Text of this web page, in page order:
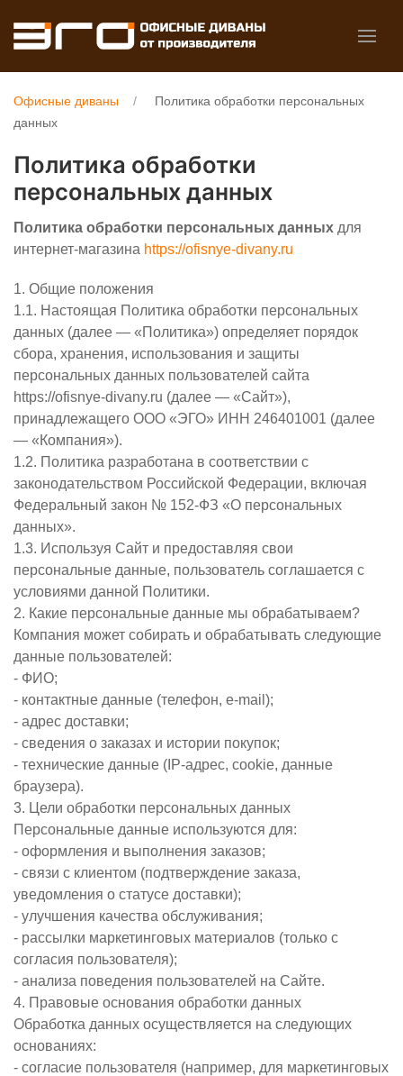
Офисные диваны
Политика обработки персональных
данных
Политика обработки
персональных данных
Политика обработки персональных данных для
интернет-магазина https://ofisnye-divany.ru
1. Общие положения
1.1. Настоящая Политика обработки персональных
данных (далее — «Политика») определяет порядок
сбора, хранения, использования и защиты
персональных данных пользователей сайта
https://ofisnye-divany.ru (далее — «Сайт»),
принадлежащего ООО «ЭГО» ИНН 246401001 (далее
— «Компания»).
1.2. Политика разработана в соответствии с
законодательством Российской Федерации, включая
Федеральный закон № 152-ФЗ «О персональных
данных».
1.3. Используя Сайт и предоставляя свои
персональные данные, пользователь соглашается с
условиями данной Политики.
2. Какие персональные данные мы обрабатываем?
Компания может собирать и обрабатывать следующие
данные пользователей:
- ФИО;
- контактные данные (телефон, e-mail);
- адрес доставки;
- сведения о заказах и истории покупок;
- технические данные (IP-адрес, cookie, данные
браузера).
3. Цели обработки персональных данных
Персональные данные используются для:
- оформления и выполнения заказов;
- связи с клиентом (подтверждение заказа,
уведомления о статусе доставки);
- улучшения качества обслуживания;
- рассылки маркетинговых материалов (только с
согласия пользователя);
- анализа поведения пользователей на Сайте.
4. Правовые основания обработки данных
Обработка данных осуществляется на следующих
основаниях:
- согласие пользователя (например, для маркетинговых